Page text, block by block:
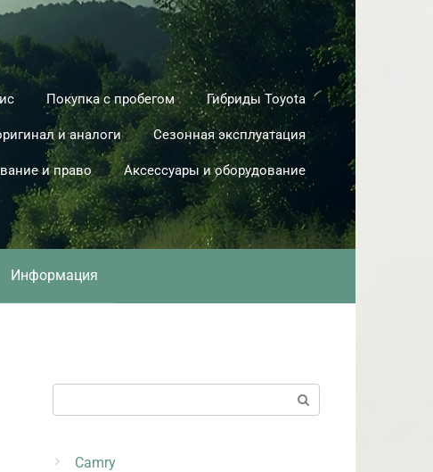
Покупка с пробегом Гибриды Toyota
и аналоги Сезонная эксплуатация
и право Аксессуары и оборудование
Информация
Camry